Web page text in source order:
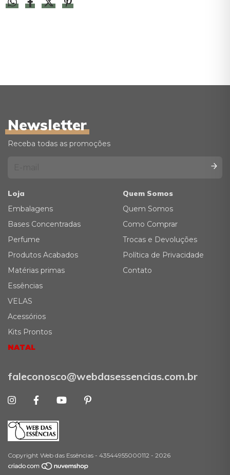
Newsletter
Receba todas as promoções
Loja
Embalagens
Bases Concentradas
Perfume
Produtos Acabados
Matérias primas
Essências
VELAS
Acessórios
Kits Prontos
NATAL
Quem Somos
Quem Somos
Como Comprar
Trocas e Devoluções
Política de Privacidade
Contato
faleconosco@webdasessencias.com.br
Copyright Web das Essências - 43544955000112 - 2026